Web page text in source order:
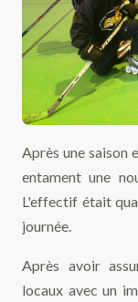
Après une saison
entament une
L'effectif était
journée.
Après avoir
locaux avec un